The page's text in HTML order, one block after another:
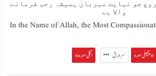
جو نہایت مہربان ہمیشہ رحم فرمانے
والا ہے
In the Name of Allah, the Most
پچھلی سورہ » سرورق « اگلی سورہ